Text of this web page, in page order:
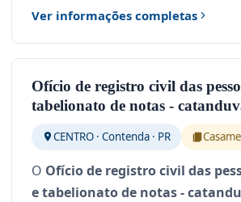
Ver informações completas
Ofício de registro civil das
tabelionato de notas -
CENTRO · Contenda · PR
O Ofício de registro civil das
e tabelionato de notas -